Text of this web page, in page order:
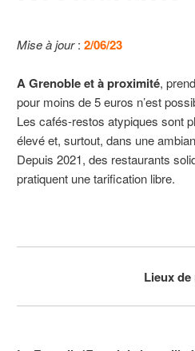
Mise à jour: 2/06/23
A Grenoble et à proximité,
pour moins de 5 euros n’est
Les cafés-restos atypiques sont
élevé et, surtout, dans une
Depuis 2021, des restaurants
pratiquent une tarification libre.
Lieux